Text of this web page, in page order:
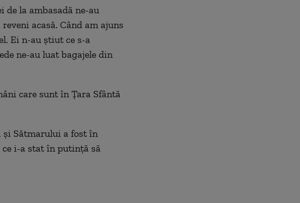
de la ambasadă ne-au
acasă. Când am ajuns
Ei n-au știut ce s-a
ne-au luat bagajele din
care sunt în Țara Sfântă
Sătmarului a fost în
i-a stat în putință să